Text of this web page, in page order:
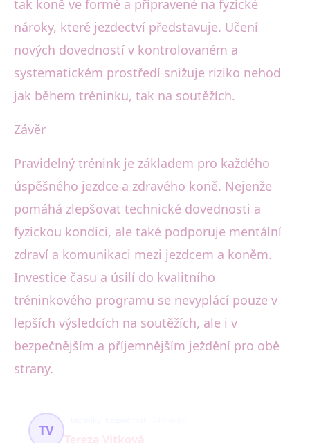
tak koně ve formě a připravené na fyzické
nároky, které jezdectví představuje. Učení
nových dovedností v kontrolovaném a
systematickém prostředí snižuje riziko nehod
jak během tréninku, tak na soutěžích.
Závěr
Pravidelný trénink je základem pro každého
úspěšného jezdce a zdravého koně. Nejenže
pomáhá zlepšovat technické dovednosti a
fyzickou kondici, ale také podporuje mentální
zdraví a komunikaci mezi jezdcem a koněm.
Investice času a úsilí do kvalitního
tréninkového programu se nevyplácí pouze v
lepších výsledcích na soutěžích, ale i v
bezpečnějším a příjemnějším ježdění pro obě
strany.
TV